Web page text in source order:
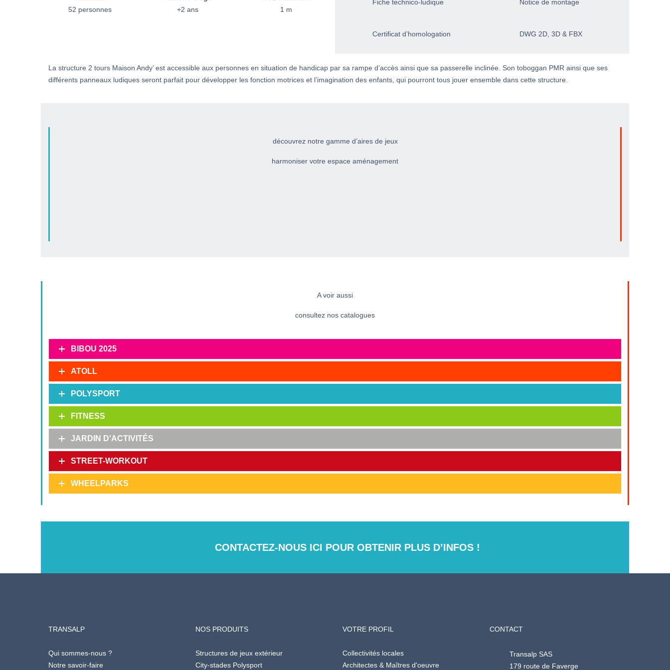
52 personnes
+2 ans
1 m
Fiche technico-ludique
Certificat d’homologation
Notice de montage
DWG 2D, 3D & FBX
La structure 2 tours Maison Andy’ est accessible aux personnes en situation de handicap par sa rampe d’accès ainsi que sa passerelle inclinée. Son toboggan PMR ainsi que ses
différents panneaux ludiques seront parfait pour développer les fonction motrices et l’imagination des enfants, qui pourront tous jouer ensemble dans cette structure.
découvrez notre gamme d’aires de jeux
harmoniser votre espace aménagement
A voir aussi
consultez nos catalogues
BIBOU 2025
ATOLL
POLYSPORT
FITNESS
JARDIN D'ACTIVITÉS
STREET-WORKOUT
WHEELPARKS
CONTACTEZ-NOUS ICI POUR OBTENIR PLUS D’INFOS !
TRANSALP
Qui sommes-nous ?
Notre savoir-faire
NOS PRODUITS
Structures de jeux extérieur
City-stades Polysport
VOTRE PROFIL
Collectivités locales
Architectes & Maîtres d'oeuvre
CONTACT
Transalp SAS
179 route de Faverge